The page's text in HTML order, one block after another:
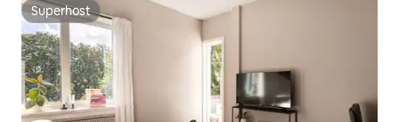
Superhost
Superhost